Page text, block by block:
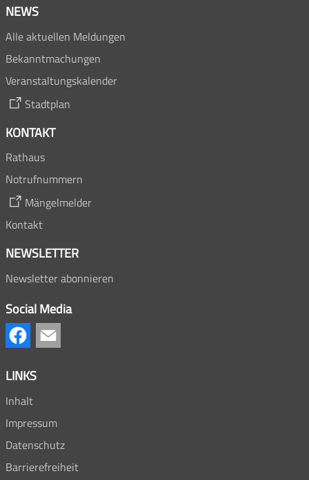
NEWS
Alle aktuellen Meldungen
Bekanntmachungen
Veranstaltungskalender
Stadtplan
KONTAKT
Rathaus
Notrufnummern
Mängelmelder
Kontakt
NEWSLETTER
Newsletter abonnieren
Social Media
LINKS
Inhalt
Impressum
Datenschutz
Barrierefreiheit